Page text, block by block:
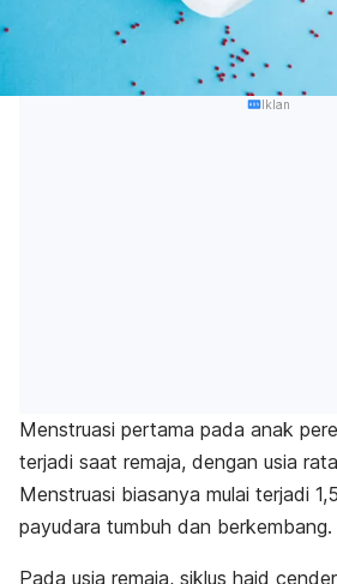
Iklan
Menstruasi pertama pada anak
terjadi saat remaja, dengan usia
Menstruasi biasanya mulai terjadi
payudara tumbuh dan berkembang.
Pada usia remaja, siklus haid